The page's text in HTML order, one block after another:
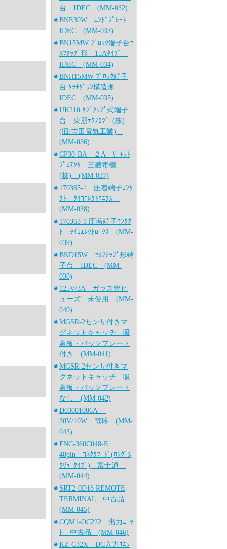
台 IDEC (MM-032)
BNE30W ｴﾝﾄﾞﾌﾟﾚｰﾄ
IDEC (MM-033)
BN15MW ﾌﾞﾛｯｸ端子台ｾ
ﾙﾌｱｯﾌﾟ形 15Aﾀｲﾌﾟ
IDEC (MM-034)
BNH15MW ﾌﾞﾛｯｸ端子
台 ﾀｯﾁﾀﾞｳﾝ構造形
IDEC (MM-035)
UK210 ﾈｼﾞｱｯﾌﾟ式端子
台 東朋ﾃｸﾉﾛｼﾞｰ(株)
(旧:吉田電気工業)
(MM-036)
CP30-BA ２A ｻｰｷｯﾄ
ﾌﾟﾛﾃｸﾀ 三菱電機
(株) (MM-037)
170365-1 圧着端子ｺﾝﾀ
ｸﾄ ﾀｲｺｴﾚｸﾄﾛﾆｸｽ
(MM-038)
170363-1 圧着端子ｺﾝﾀｸ
ﾄ ﾀｲｺｴﾚｸﾄﾛﾆｸｽ (MM-
039)
BND15W ｾﾙﾌｱｯﾌﾟ形端
子台 IDEC (MM-
030)
125V/3A ガラス管ヒ
ューズ 未使用 (MM-
040)
MGSR-2センサ付きマ
グネットキャッチ 吸
着板・バックプレート
付き (MM-041)
MGSR-2センサ付きマ
グネットキャッチ 吸
着板・バックプレート
なし (MM-042)
D03001006A
30V/10W 電球 (MM-
043)
FNC-360C048-E
48pin ｺﾈｸﾀﾌｰﾄﾞ(ﾛﾝｸﾞｽ
ｸﾘｭｰﾀｲﾌﾟ) 富士通
(MM-044)
SRT2-0D16 REMOTE
TERMINAL 中古品
(MM-045)
CQM1-OC222 出力ﾕﾆｯ
ﾄ 中古品 (MM-046)
KZ-C32X DC入力ﾕﾆｯ